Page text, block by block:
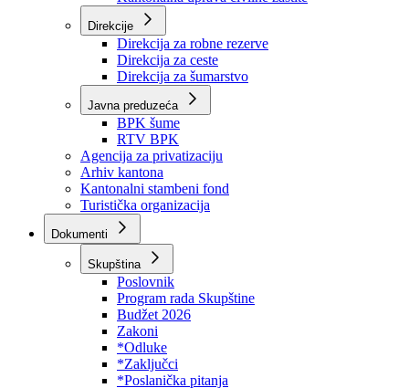
Kantonalna uprava za inspekcijske poslove
Kantonalna uprava civilne zaštite
Direkcije
Direkcija za robne rezerve
Direkcija za ceste
Direkcija za šumarstvo
Javna preduzeća
BPK šume
RTV BPK
Agencija za privatizaciju
Arhiv kantona
Kantonalni stambeni fond
Turistička organizacija
Dokumenti
Skupština
Poslovnik
Program rada Skupštine
Budžet 2026
Zakoni